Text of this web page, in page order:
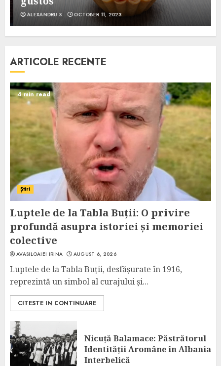
ALEXANDRU S. OCTOBER 11, 2023
ARTICOLE RECENTE
4 min read
Știri
Luptele de la Tabla Buții: O privire
profundă asupra istoriei și memoriei
colective
AVASILOAIEI IRINA AUGUST 6, 2026
Luptele de la Tabla Buții, desfășurate în 1916,
reprezintă un simbol al curajului și...
CITESTE IN CONTINUARE
Nicuță Balamace: Păstrătorul
Identității Aromâne în Albania
Interbelică